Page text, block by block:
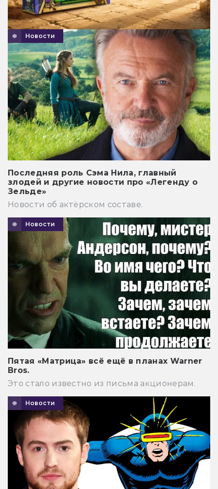
Новости
Последняя роль Сэма Нила, главный
злодей и другие новости про «Легенду о
Зельде»
Новости об актёрском составе.
Новости
Пятая «Матрица» всё ещё в планах Warner
Bros.
Это стало известно из письма акционерам.
Новости